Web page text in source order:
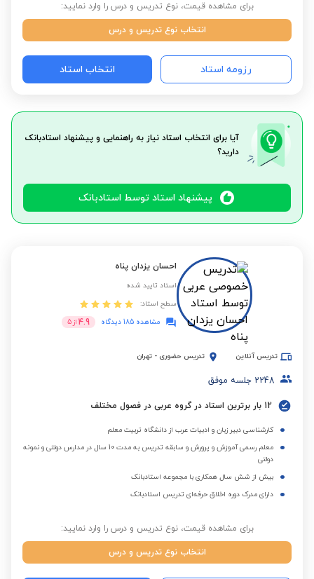
برای مشاهده قیمت، نوع تدریس و درس را وارد نمایید:
انتخاب نوع تدریس و درس
رزومه استاد انتخاب استاد
آیا برای انتخاب استاد نیاز به راهنمایی و پیشنهاد استادبانک
دارید؟
پیشنهاد استاد توسط استادبانک
احسان یزدان پناه
استاد تایید شده
سطح استاد:
مشاهده 185 دیدگاه
4.9 از 5
تدریس آنلاین تدریس حضوری - تهران
2248 جلسه موفق
12 بار برترین استاد در گروه عربی در فصول مختلف
کارشناسی دبیر زبان و ادبیات عرب از دانشگاه تربیت معلم
معلم رسمی آموزش و پرورش و سابقه تدریس به مدت 10 سال در مدارس دولتی و نمونه
دولتی
بیش از شش سال همکاری با مجموعه استادبانک
دارای مدرک دوره اخلاق حرفه‌ای تدریس استادبانک
برای مشاهده قیمت، نوع تدریس و درس را وارد نمایید:
انتخاب نوع تدریس و درس